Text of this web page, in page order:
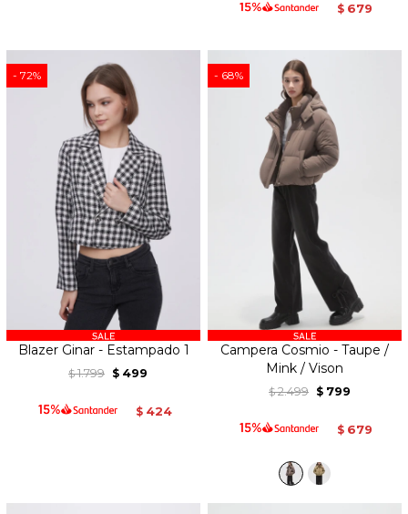
$ 679
72
Blazer Ginar - Estampado 1
$ 1.799 $ 499
$ 424
68
Campera Cosmio - Taupe /
Mink / Vison
$ 2.499 $ 799
$ 679